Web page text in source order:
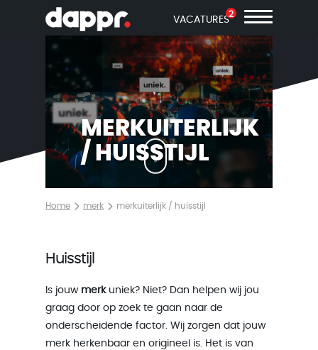
VACATURES
2
MERKUITERLIJK
/ HUISSTIJL
Home merk merkuiterlijk / huisstijl
Huisstijl
Is jouw merkuniek? Niet? Dan helpen wij jou
graag door op zoek te gaan naar de
onderscheidende factor. Wij zorgen dat jouw
merk herkenbaar en origineel is. Het is van